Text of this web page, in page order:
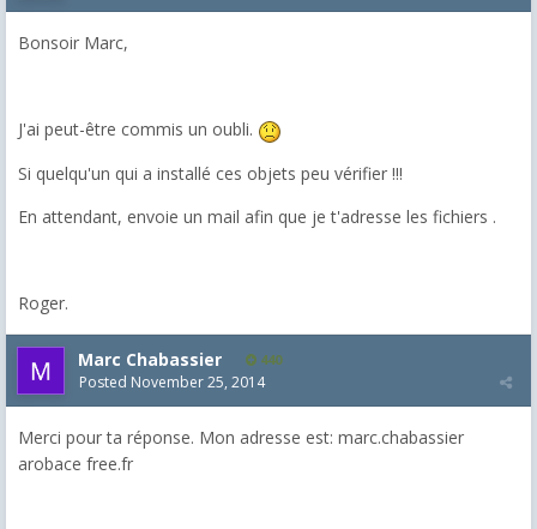
Bonsoir Marc,
J'ai peut-être commis un oubli.
Si quelqu'un qui a installé ces objets peu vérifier !!!
En attendant, envoie un mail afin que je t'adresse les fichiers .
Roger.
Marc Chabassier 440
Posted November 25, 2014
Merci pour ta réponse. Mon adresse est: marc.chabassier
arobace free.fr